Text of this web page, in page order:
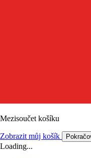
Mezisoučet košíku
Zobrazit můj košík
Loading...